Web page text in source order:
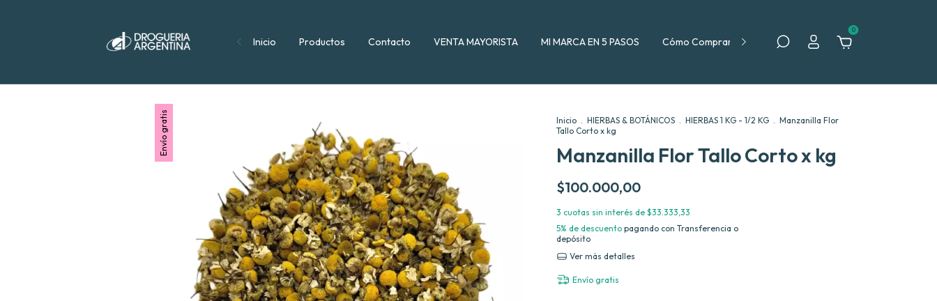
Inicio Productos Contacto VENTA MAYORISTA MI MARCA EN 5 PASOS Cómo Comprar Política de Devolución
0
Envío gratis Inicio . HIERBAS & BOTÁNICOS . HIERBAS 1 KG - 1/2 KG . Manzanilla Flor
Tallo Corto x kg
Manzanilla Flor Tallo Corto x kg
$100.000,00
3 cuotas sin interés de $33.333,33
5% de descuento pagando con Transferencia o
depósito
Ver más detalles
Envío gratis